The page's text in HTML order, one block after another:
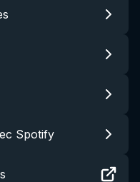
Spotify